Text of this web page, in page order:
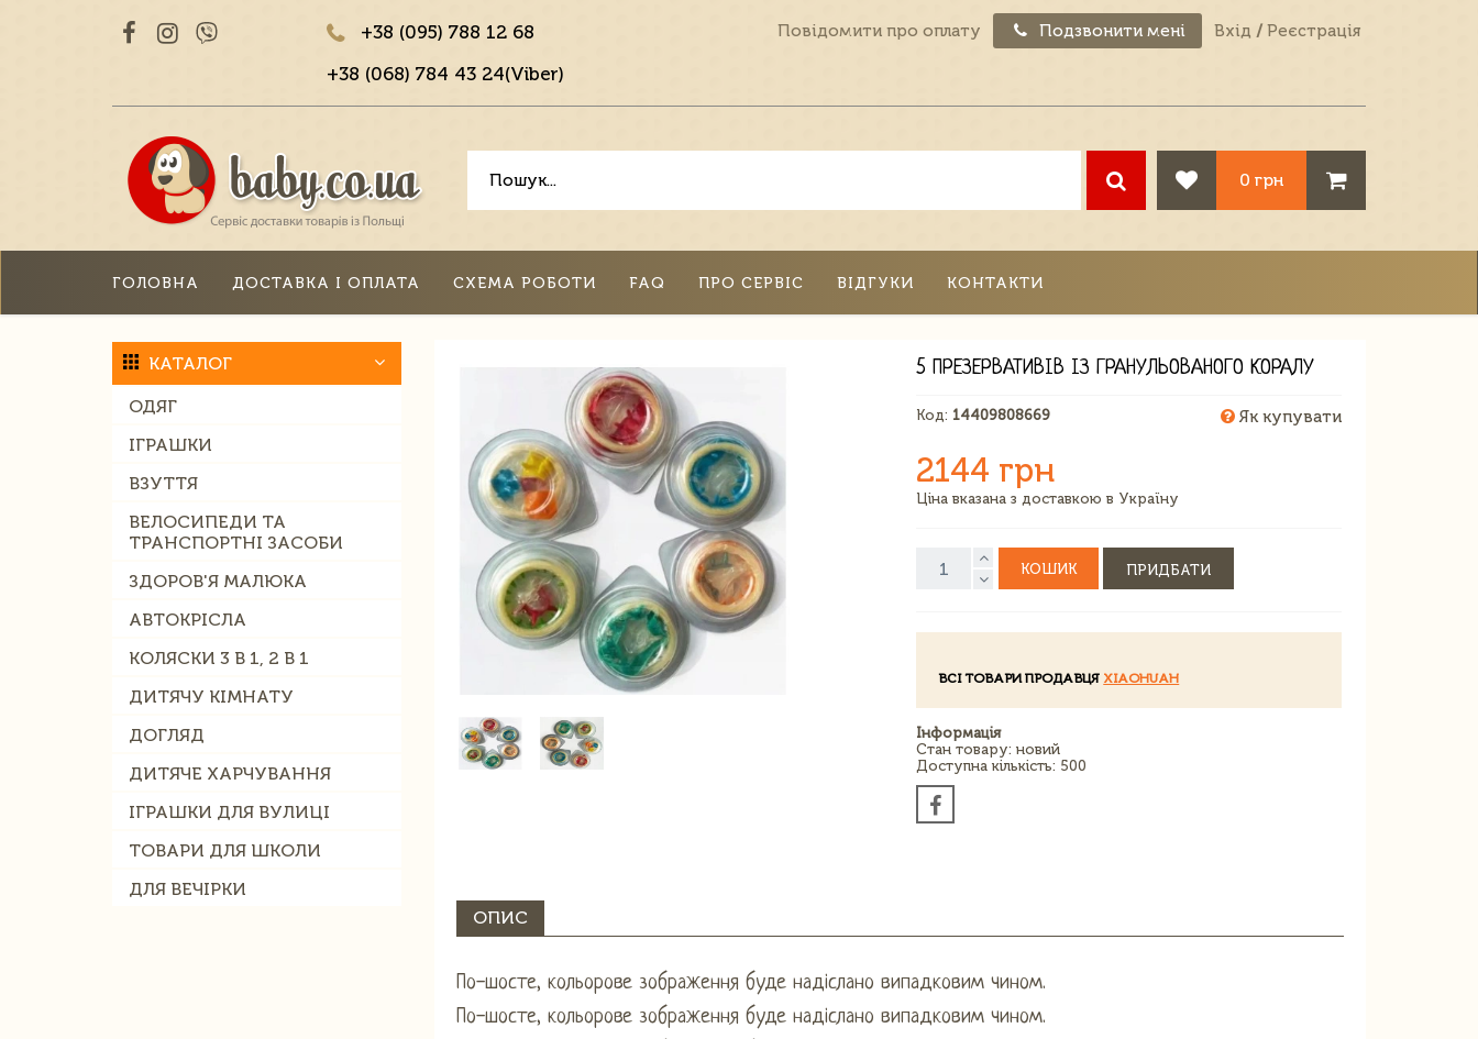
+38 (095) 788 12 68
+38 (068) 784 43 24(Viber)
Повідомити про оплату Подзвонити мені Вхід / Реєстрація
0 грн
ГОЛОВНА ДОСТАВКА І ОПЛАТА СХЕМА РОБОТИ FAQ ПРО СЕРВІС ВІДГУКИ КОНТАКТИ
КАТАЛОГ
ОДЯГ
ІГРАШКИ
ВЗУТТЯ
ВЕЛОСИПЕДИ ТА
ТРАНСПОРТНІ ЗАСОБИ
ЗДОРОВ'Я МАЛЮКА
АВТОКРІСЛА
КОЛЯСКИ 3 В 1, 2 В 1
ДИТЯЧУ КІМНАТУ
ДОГЛЯД
ДИТЯЧЕ ХАРЧУВАННЯ
ІГРАШКИ ДЛЯ ВУЛИЦІ
ТОВАРИ ДЛЯ ШКОЛИ
ДЛЯ ВЕЧІРКИ
5 ПРЕЗЕРВАТИВІВ ІЗ ГРАНУЛЬОВАНОГО КОРАЛУ
Код: 14409808669 Як купувати
2144 грн
Ціна вказана з доставкою в Україну
КОШИК ПРИДБАТИ
ВСІ ТОВАРИ ПРОДАВЦЯ XIAOHUAH
Інформація
Стан товару: новий
Доступна кількість: 500
ОПИС
По-шосте, кольорове зображення буде надіслано випадковим чином.
По-шосте, кольорове зображення буде надіслано випадковим чином.